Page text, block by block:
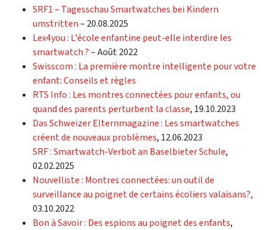
SRF1 – Tagesschau Smartwatches bei Kindern
umstritten– 20.08.2025
Lex4you : L'école enfantine peut-elle interdire les
smartwatch ?– Août 2022
Swisscom : La première montre intelligente pour votre
enfant: Conseils et règles
RTS Info : Les montres connectées pour enfants, ou
quand des parents perturbent la classe, 19.10.2023
Das Schweizer Elternmagazine : Les smartwatches
créent de nouveaux problèmes, 12.06.2023
SRF : Smartwatch-Verbot an Baselbieter Schule,
02.02.2025
Nouvelliste : Montres connectées: un outil de
surveillance au poignet de certains écoliers valaisans?,
03.10.2022
Bon à Savoir : Des espions au poignet des enfants,